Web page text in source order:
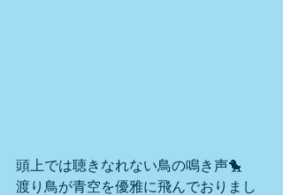
頭上では聴きなれない鳥の鳴き声🐤
渡り鳥が青空を優雅に飛んでおりまし